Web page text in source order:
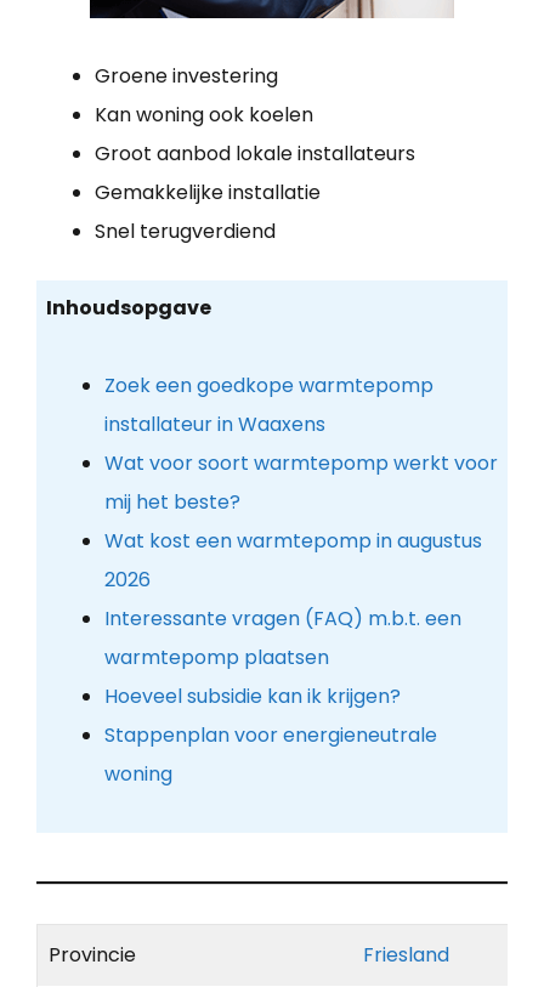
Groene investering
Kan woning ook koelen
Groot aanbod lokale installateurs
Gemakkelijke installatie
Snel terugverdiend
Inhoudsopgave
Zoek een goedkope warmtepomp
installateur in Waaxens
Wat voor soort warmtepomp werkt voor
mij het beste?
Wat kost een warmtepomp in augustus
2026
Interessante vragen (FAQ) m.b.t. een
warmtepomp plaatsen
Hoeveel subsidie kan ik krijgen?
Stappenplan voor energieneutrale
woning
Provincie Friesland